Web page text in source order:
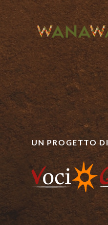
UN PROGETTO DI